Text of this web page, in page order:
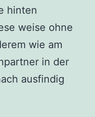
hinten
weise ohne
wie am
in der
ausfindig